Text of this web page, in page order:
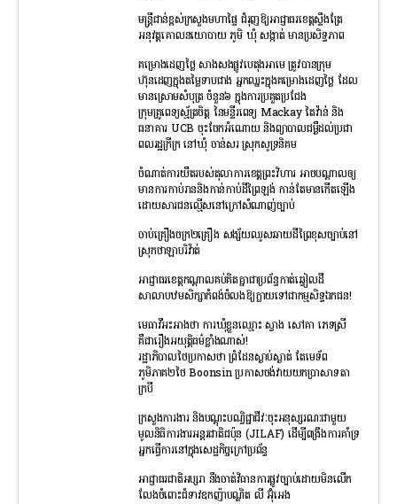
មន្រ្តីជាន់ខ្ពស់ក្រសួងមហាផ្ទៃ ជំរុញឱ្យអាជ្ញាធរខេត្តស្ទឹងត្រែ
អនុវត្តគោលនយោបាយ ភូមិ ឃុំ សង្កាត់ មានប្រសិទ្ធភាព
គម្រោងដេញថ្លៃ សាងសងផ្លូវបេតុងអាមេ ត្រូវបានក្រុម
ហ៊ុនដេញក្នុងតម្លៃទាបជាង អ្នកឈ្នះក្នុងគម្រោងដេញថ្លៃ ដែល
មានស្រោមសំបុត្រ ចំនួន៦ ក្នុងការប្រគួតប្រជែង
ក្រុមគ្រូពេទ្យស្ម័ត្រចិត្ត នៃមន្ទីរពេទ្យ Mackay តៃវ៉ាន់ និង
ធនាគារ UCB ចុះចែកអំណោយ និងព្យាបាលជម្ងឺដល់ប្រជា
ពលរដ្ឋក្រីក្រ នៅឃុំ ចាន់សរ ស្រុកសូទ្រនិគម
ចំណាត់ការយឺតរបស់តុលាការខេត្តព្រះវិហារ អាចបណ្តាលឲ្យ
មានការកាប់រាននិងកាន់កាប់ដីព្រៃឡង់ កាន់តែមានកើតឡើង
ដោយសារជនល្មើសនៅក្រៅសំណាញ់ច្បាប់
ចាប់គ្រឿងចក្រ២គ្រឿង សង្ស័យឈូសឆាយដីព្រៃខុសច្បាប់នៅ
ស្រុកថាឡាបរិវ៉ាត់
អាជ្ញាធរខេត្តកណ្តាលគប់គិតគ្នាជាប្រព័ន្ធកាត់ឆ្វៀលដី
សាលាបឋមសិក្សាកំពង់ចំលងឱ្យក្លាយទៅជាកម្មសិទ្ធឯកជន!
មេធាវីអះអាងថា ការឃុំខ្លួនឈ្មោះ ស្វាង សៅគា ភេទស្រី
គឺជារឿងអយុត្តិធម៌ខ្លាំងណាស់!
រដ្ឋាភិបាលថៃប្រកាសថា ព្រំដែនស្ងាប់ស្ងាត់ តែមេទ័ព
ភូមិភាគ២ថៃ Boonsin ប្រកាសចង់វាយយកប្រាសាទតា
ក្របី
ក្រសួងការងារ និងបណ្ដុះបណ្វិជ្ជាជីវៈចុះអនុស្សរណៈជាមួយ
មូលនិធិការងារអន្ដរជាតិជប៉ុន (JILAF) ដើម្បីពង្រឹងការគាំទ្រ
អ្នកធ្វើការនៅក្នុងសេដ្ឋកិច្ចក្រៅប្រព័ន្ធ
អាជ្ញាធរជាតិអប្សរា នឹងចាត់វិធានការផ្លូវច្បាប់ដោយមិនលើក
លែងចំពោះជំទាវឧកញ៉ាបណ្ឌិត លី អ៊ុំអេង